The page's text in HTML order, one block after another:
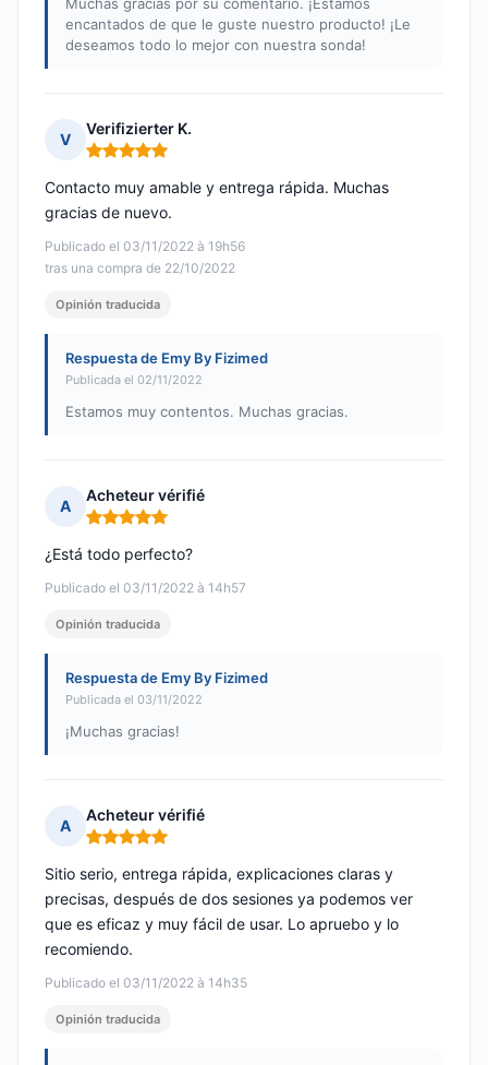
encantados de que le guste nuestro producto! ¡Le
deseamos todo lo mejor con nuestra sonda!
V
Verifizierter K.
Nota: 5 de 5
Publicado el 03/11/2022 à 19h56
tras una compra de 22/10/2022
Contacto muy amable y entrega rápida. Muchas
gracias de nuevo.
Opinión traducida
Respuesta de Emy By Fizimed
Publicada el 02/11/2022
Estamos muy contentos. Muchas gracias.
A
Acheteur vérifié
Nota: 5 de 5
Publicado el 03/11/2022 à 14h57
¿Está todo perfecto?
Opinión traducida
Respuesta de Emy By Fizimed
Publicada el 03/11/2022
¡Muchas gracias!
A
Acheteur vérifié
Nota: 5 de 5
Publicado el 03/11/2022 à 14h35
Sitio serio, entrega rápida, explicaciones claras y
precisas, después de dos sesiones ya podemos ver
que es eficaz y muy fácil de usar. Lo apruebo y lo
recomiendo.
Opinión traducida